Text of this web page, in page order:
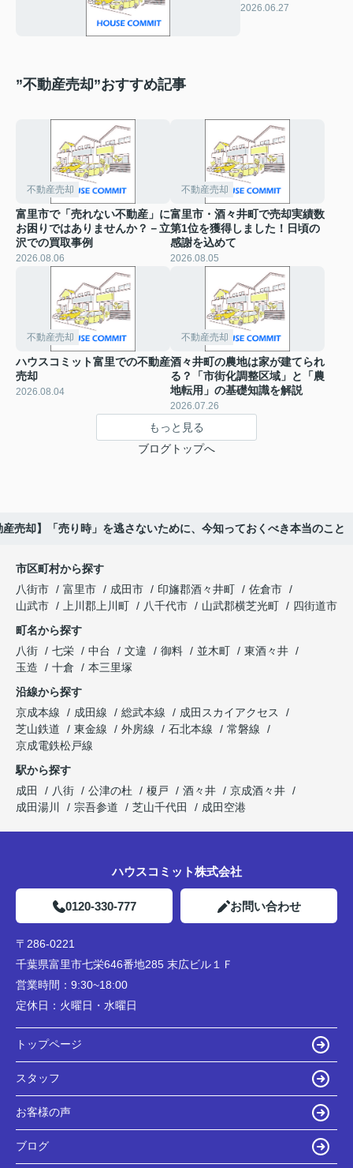
2026.06.27
”不動産売却”おすすめ記事
不動産売却
富里市で「売れない不動産」に
お困りではありませんか？－立
沢での買取事例
2026.08.06
不動産売却
富里市・酒々井町で売却実績数
第1位を獲得しました！日頃の
感謝を込めて
2026.08.05
不動産売却
ハウスコミット富里での不動産
売却
2026.08.04
不動産売却
酒々井町の農地は家が建てられ
る？「市街化調整区域」と「農
地転用」の基礎知識を解説
2026.07.26
もっと見る
ブログトップへ
売却】「売り時」を逃さないために、今知っておくべき本当のこと
市区町村から探す
八街市
富里市 成田市 印旛郡酒々井町
佐倉市
山武市
上川郡上川町 八千代市 山武郡横芝光町
四街道市
町名から探す
八街
七栄 中台 文違 御料 並木町
東酒々井
玉造
十倉
本三里塚
沿線から探す
京成本線
成田線 総武本線
成田スカイアクセス
芝山鉄道
東金線 外房線 石北本線
常磐線
京成電鉄松戸線
駅から探す
成田
八街 公津の杜 榎戸 酒々井
京成酒々井
成田湯川
宗吾参道 芝山千代田 成田空港
ハウスコミット株式会社
0120-330-777 お問い合わせ
〒286-0221
千葉県富里市七栄646番地285 末広ビル１Ｆ
営業時間： 9:30~18:00
定休日： 火曜日・水曜日
トップページ
スタッフ
お客様の声
ブログ